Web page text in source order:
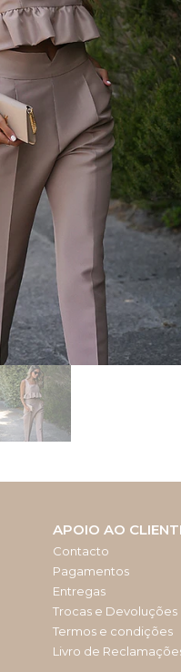
APOIO AO
Contacto
Pagamentos
Entregas
Trocas e Devoluções
Termos e condições
Livro de